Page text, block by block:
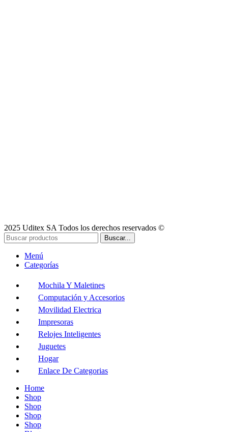
2025 Uditex SA Todos los derechos reservados ©
Buscar...
Menú
Categorías
Mochila Y Maletines
Computación y Accesorios
Movilidad Electrica
Impresoras
Relojes Inteligentes
Juguetes
Hogar
Enlace De Categorias
Home
Shop
Shop
Shop
Shop